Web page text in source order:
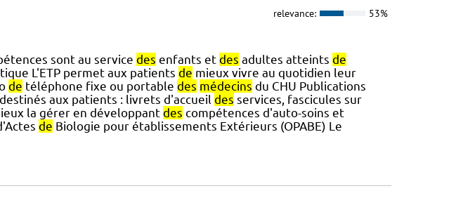
relevance: 53%
sont au service des enfants et des adultes atteints de
L'ETP permet aux patients de mieux vivre au quotidien leur
de téléphone fixe ou portable des médecins du CHU Publications
aux patients : livrets d'accueil des services, fascicules sur
la gérer en développant des compétences d'auto-soins et
de Biologie pour établissements Extérieurs (OPABE) Le